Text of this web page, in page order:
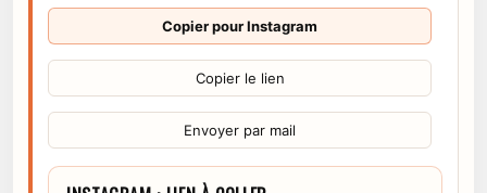
Copier pour Instagram
Copier le lien
Envoyer par mail